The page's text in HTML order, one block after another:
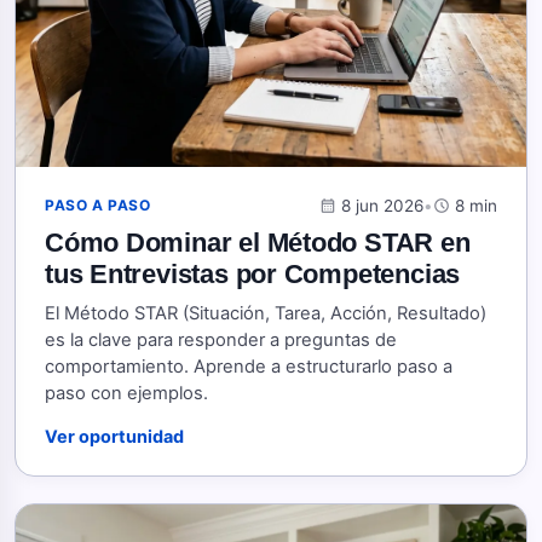
PASO A PASO calendar_month 8 jun 2026•schedule 8 min
Cómo Dominar el Método STAR en
tus Entrevistas por Competencias
El Método STAR (Situación, Tarea, Acción, Resultado)
es la clave para responder a preguntas de
comportamiento. Aprende a estructurarlo paso a
paso con ejemplos.
Ver oportunidad